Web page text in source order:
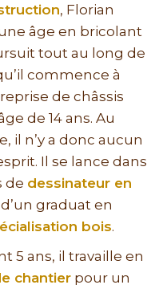
, Florian
âge en bricolant
tout au long de
commence à
de châssis
de 14 ans. Au
il n’y a donc aucun
Il se lance dans
de dessinateur en
graduat en
bois.
5 ans, il travaille en
chantier pour un